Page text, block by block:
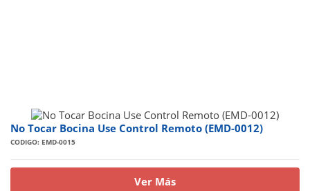
No Tocar Bocina Use Control Remoto (EMD-0012)
CODIGO: EMD-0015
Ver Más